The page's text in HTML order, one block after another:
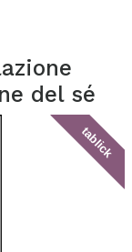
del sé
tablick